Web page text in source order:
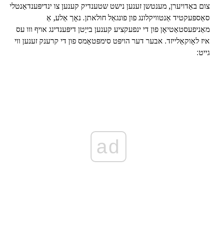
צום באַדויערן, מענטשן זענען נישט שטענדיק קענען צו ינדיפּענדאַנטלי
סאַספּעקטיד אַנטוויקלונג פון פונגאַל חולאתן. נאָך אַלע, אַ
מאַניפעסטאַטיאָן פון די ינפעקציע קענען בייַטן דיפּענדינג אויף ווו עס
איז לאָוקאַלייזד. אבער דער הויפּט סימפּטאָמס פון די קרענק זענען ווי
גייט:
ad